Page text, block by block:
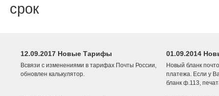
срок
12.09.2017 Новые Тарифы
Всвязи с изменениями в тарифах Почты России,
обновлен калькулятор.
01.09.2014
Новый бланк
платежа. Если у
бланк ф.113,